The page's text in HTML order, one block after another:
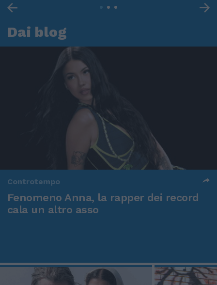
Dai blog
Controtempo
Fenomeno Anna, la rapper dei record
cala un altro asso